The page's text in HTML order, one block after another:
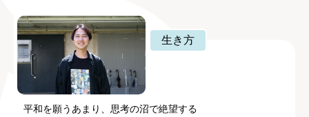
生き方
平和を願うあまり、思考の沼で絶望する